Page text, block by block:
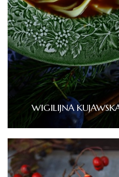
WIGILIJNA